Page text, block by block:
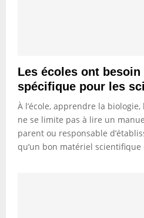
Les écoles ont besoin
spécifique pour les
À l’école, apprendre la
ne se limite pas à lire un
parent ou responsable
qu’un bon matériel scientifique